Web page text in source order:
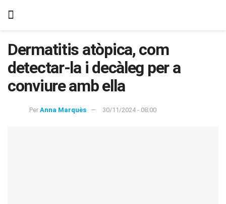
Dermatitis atòpica, com
detectar-la i decàleg per a
conviure amb ella
Per Anna Marquès 30/11/2024 - 08:00